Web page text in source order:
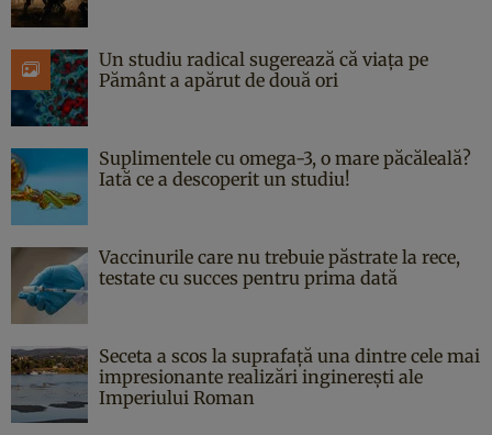
Un studiu radical sugerează că viața pe
Pământ a apărut de două ori
Suplimentele cu omega-3, o mare păcăleală?
Iată ce a descoperit un studiu!
Vaccinurile care nu trebuie păstrate la rece,
testate cu succes pentru prima dată
Seceta a scos la suprafață una dintre cele mai
impresionante realizări inginerești ale
Imperiului Roman